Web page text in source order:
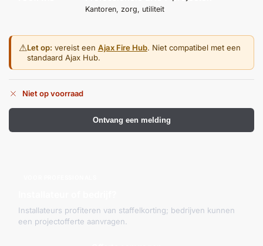
Kantoren, zorg, utiliteit
⚠Let op: vereist een Ajax Fire Hub. Niet compatibel met een
standaard Ajax Hub.
Niet op voorraad
Ontvang een melding
Installateurs profiteren van staffelkorting; bedrijven kunnen
een projectofferte aanvragen.